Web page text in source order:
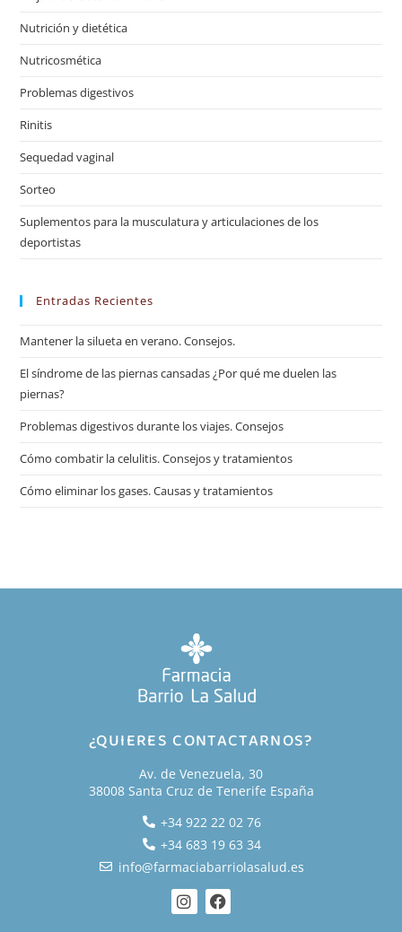
Nutrición y dietética
Nutricosmética
Problemas digestivos
Rinitis
Sequedad vaginal
Sorteo
Suplementos para la musculatura y articulaciones de los
deportistas
Entradas Recientes
Mantener la silueta en verano. Consejos.
El síndrome de las piernas cansadas ¿Por qué me duelen las
piernas?
Problemas digestivos durante los viajes. Consejos
Cómo combatir la celulitis. Consejos y tratamientos
Cómo eliminar los gases. Causas y tratamientos
¿QUIERES CONTACTARNOS?
Av. de Venezuela, 30
38008 Santa Cruz de Tenerife España
+34 922 22 02 76
+34 683 19 63 34
info@farmaciabarriolasalud.es